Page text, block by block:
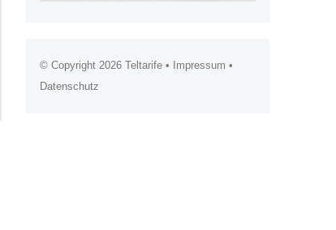
© Copyright 2026 Teltarife • Impressum •
Datenschutz